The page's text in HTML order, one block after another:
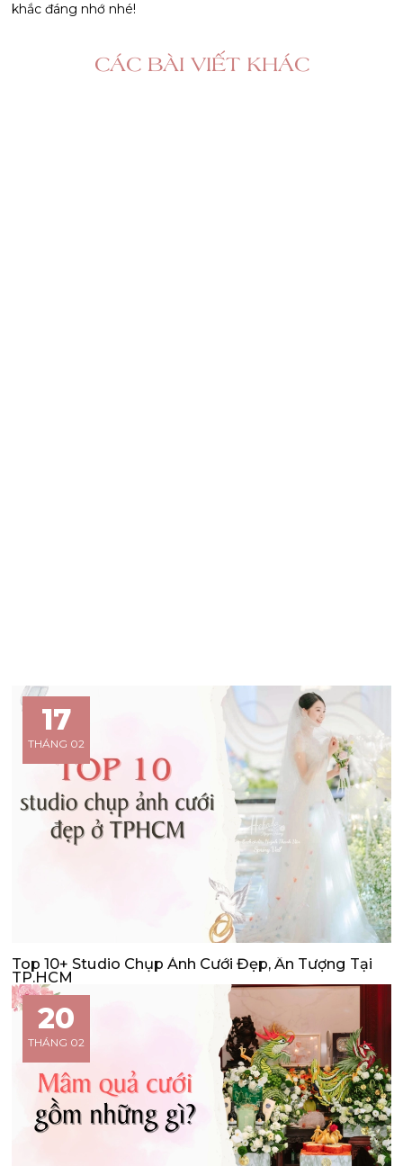
khắc đáng nhớ nhé!
CÁC BÀI VIẾT KHÁC
17
THÁNG 02
Top 10+ Studio Chụp Ảnh Cưới Đẹp, Ấn Tượng Tại
TP.HCM
20
THÁNG 02